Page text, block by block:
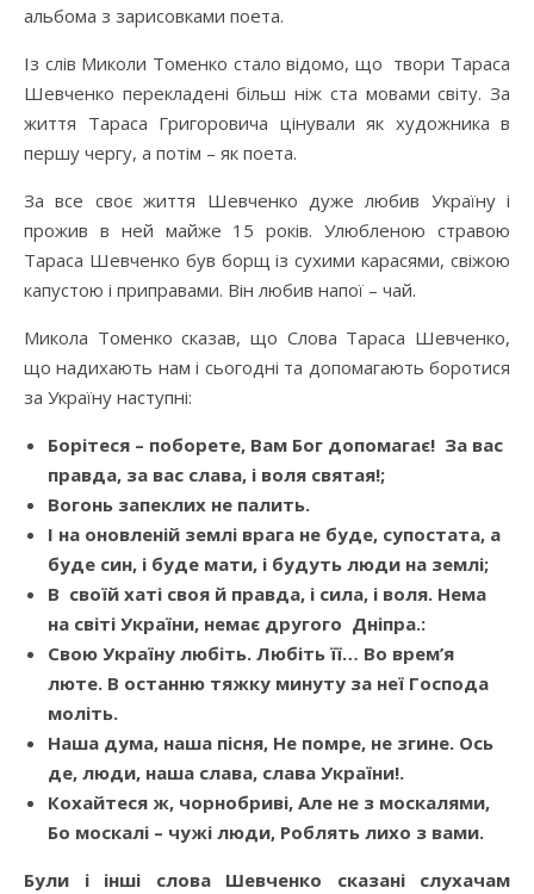
альбома з зарисовками поета.
Із слів Миколи Томенко стало відомо, що твори Тараса
Шевченко перекладені більш ніж ста мовами світу. За
життя Тараса Григоровича цінували як художника в
першу чергу, а потім – як поета.
За все своє життя Шевченко дуже любив Україну і
прожив в ней майже 15 років. Улюбленою стравою
Тараса Шевченко був борщ із сухими карасями, свіжою
капустою і приправами. Він любив напої – чай.
Микола Томенко сказав, що Слова Тараса Шевченко,
що надихають нам і сьогодні та допомагають боротися
за Україну наступні:
Борітеся – поборете, Вам Бог допомагає! За вас
правда, за вас слава, і воля святая!;
Вогонь запеклих не палить.
І на оновленій землі врага не буде, супостата, а
буде син, і буде мати, і будуть люди на землі;
В своїй хаті своя й правда, і сила, і воля. Нема
на світі України, немає другого Дніпра.:
Свою Україну любіть. Любіть її… Во врем’я
люте. В останню тяжку минуту за неї Господа
моліть.
Наша дума, наша пісня, Не помре, не згине. Ось
де, люди, наша слава, слава України!.
Кохайтеся ж, чорнобриві, Але не з москалями,
Бо москалі – чужі люди, Роблять лихо з вами.
Були і інші слова Шевченко сказані слухачам